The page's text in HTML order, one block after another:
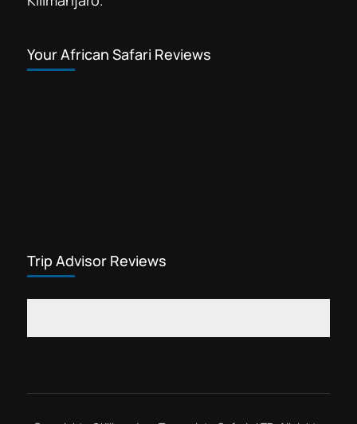
Route. Machame Route 7 jours est un
Your African Safari Reviews
Trip Advisor Reviews